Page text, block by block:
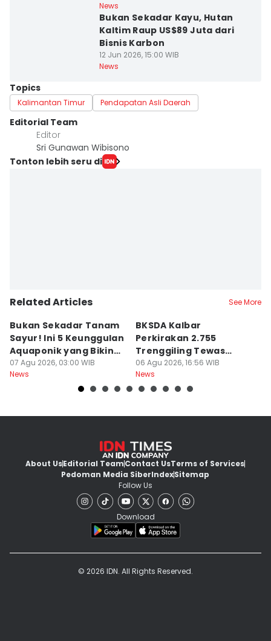
News
Bukan Sekadar Kayu, Hutan
Kaltim Raup US$89 Juta dari
Bisnis Karbon
12 Jun 2026, 15:00 WIB
News
Topics
Kalimantan Timur Pendapatan Asli Daerah
Editorial Team
Editor
Sri Gunawan Wibisono
Tonton lebih seru di
Related Articles See More
Bukan Sekadar Tanam
Sayur! Ini 5 Keunggulan
Aquaponik yang Bikin
Takjub
07 Agu 2026, 03:00 WIB
News
BKSDA Kalbar
Perkirakan 2.755
Trenggiling Tewas
untuk Dapat 551 Kg Sisik
06 Agu 2026, 16:56 WIB
News
About UsEditorial TeamContact UsTerms of Services
Pedoman Media SiberIndexSitemap
Follow Us
Download
© 2026 IDN. All Rights Reserved.